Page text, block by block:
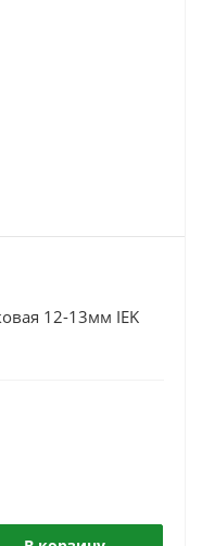
12-13мм IEK